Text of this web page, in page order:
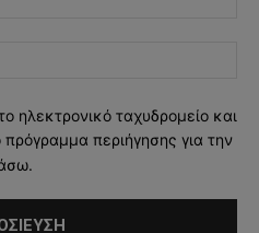
ηλεκτρονικό ταχυδρομείο και
περιήγησης για την